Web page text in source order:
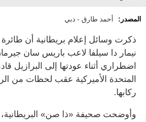
المصدر: أحمد طارق - دبي
ذكرت وسائل إعلام بريطانية أن طائرة
نيمار دا سيلفا لاعب باريس سان
اضطراري أثناء عودتها إلى البرازيل
المتحدة الأميركية عقب لحظات من
ركابها.
وأوضحت صحيفة «ذا صن» البريطانية،